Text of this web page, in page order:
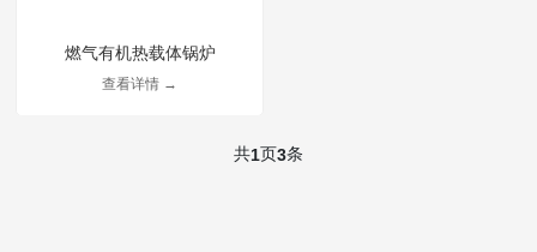
燃气有机热载体锅炉
查看详情 →
共1页3条